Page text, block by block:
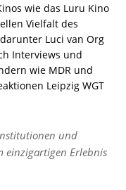
wie das Luru Kino
Vielfalt des
Luci van Org
Interviews und
wie MDR und
Leipzig WGT
und
einzigartigen Erlebnis